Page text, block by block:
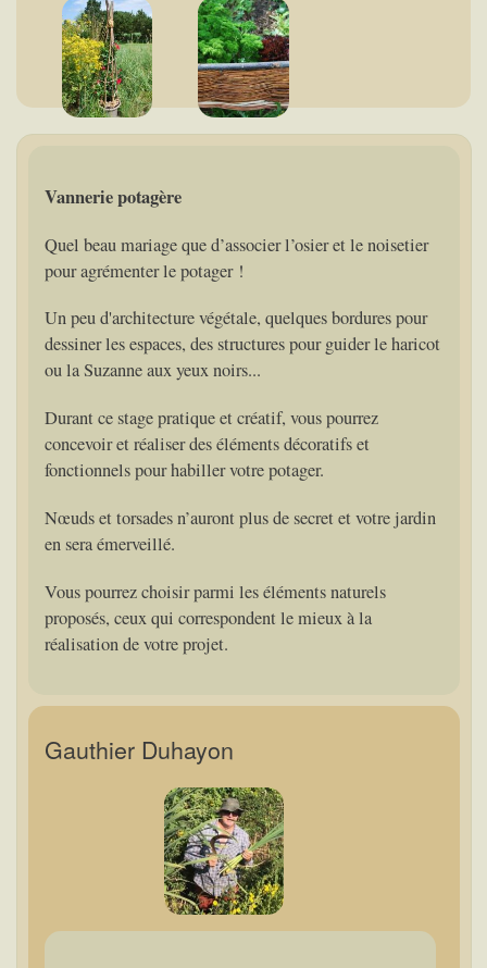
Vannerie potagère
Quel beau mariage que d’associer l’osier et le noisetier
pour agrémenter le potager !
Un peu d'architecture végétale, quelques bordures pour
dessiner les espaces, des structures pour guider le haricot
ou la Suzanne aux yeux noirs...
Durant ce stage pratique et créatif, vous pourrez
concevoir et réaliser des éléments décoratifs et
fonctionnels pour habiller votre potager.
Nœuds et torsades n’auront plus de secret et votre jardin
en sera émerveillé.
Vous pourrez choisir parmi les éléments naturels
proposés, ceux qui correspondent le mieux à la
réalisation de votre projet.
Gauthier Duhayon